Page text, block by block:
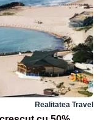
Realitatea Travel